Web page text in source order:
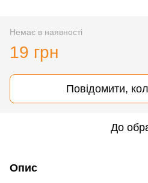
Немає в наявності
19 грн
Повідомити,
До
Опис